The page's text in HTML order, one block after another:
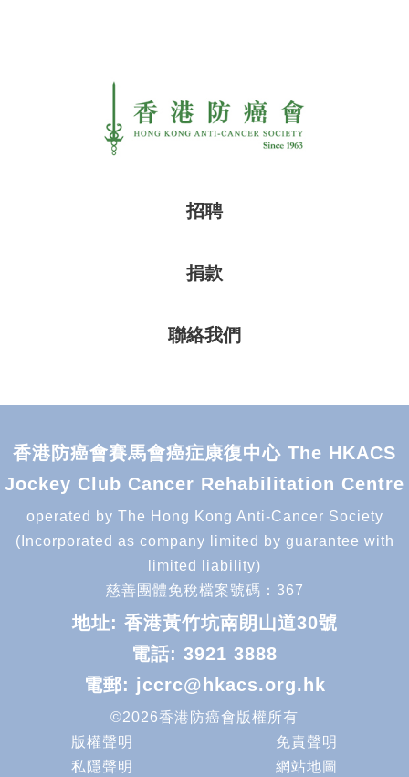
招聘
捐款
聯絡我們
香港防癌會賽馬會癌症康復中心 The HKACS
Jockey Club Cancer Rehabilitation Centre
operated by The Hong Kong Anti-Cancer Society
(Incorporated as company limited by guarantee with
limited liability)
慈善團體免稅檔案號碼：367
地址: 香港黃竹坑南朗山道30號
電話: 3921 3888
電郵: jccrc@hkacs.org.hk
©2026香港防癌會版權所有
版權聲明
免責聲明
私隱聲明
網站地圖